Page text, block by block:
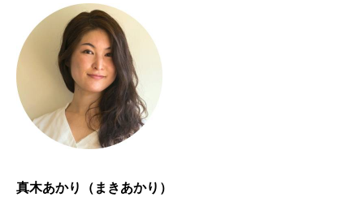
真木あかり（まきあかり）